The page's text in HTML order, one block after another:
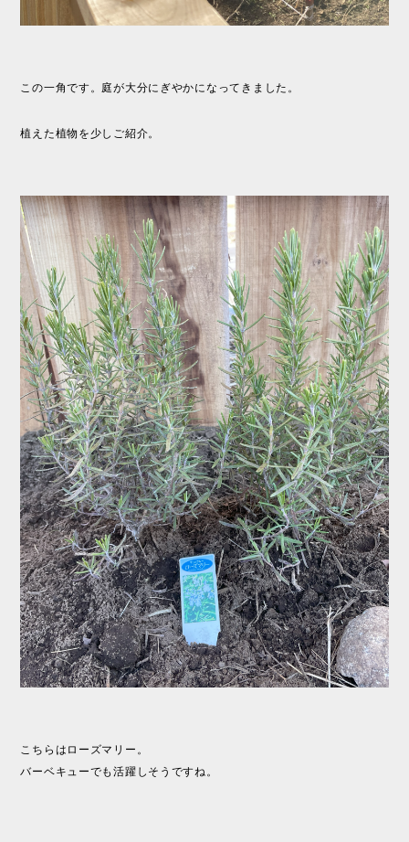
この一角です。庭が大分にぎやかになってきました。
植えた植物を少しご紹介。
こちらはローズマリー。
バーベキューでも活躍しそうですね。